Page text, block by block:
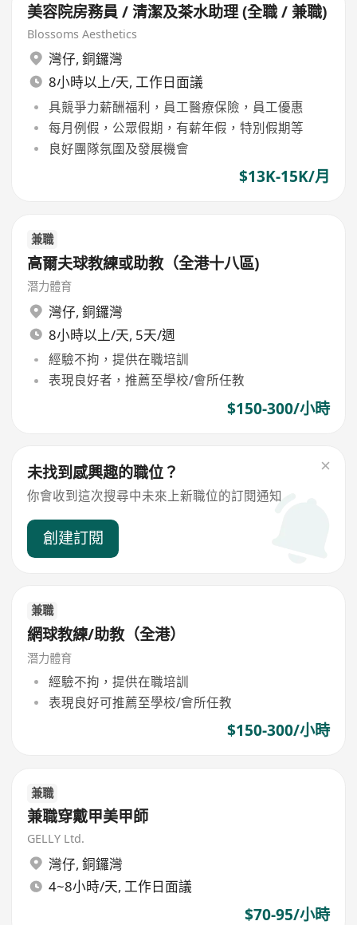
美容院房務員 / 清潔及茶水助理 (全職 / 兼職)
Blossoms Aesthetics
灣仔, 銅鑼灣
8小時以上/天, 工作日面議
具競爭力薪酬福利，員工醫療保險，員工優惠
每月例假，公眾假期，有薪年假，特別假期等
良好團隊氛圍及發展機會
$13K-15K/月
兼職
高爾夫球教練或助教（全港十八區)
潛力體育
灣仔, 銅鑼灣
8小時以上/天, 5天/週
經驗不拘，提供在職培訓
表現良好者，推薦至學校/會所任教
$150-300/小時
未找到感興趣的職位？
你會收到這次搜尋中未來上新職位的訂閱通知
創建訂閱
兼職
網球教練/助教（全港）
潛力體育
經驗不拘，提供在職培訓
表現良好可推薦至學校/會所任教
$150-300/小時
兼職
兼職穿戴甲美甲師
GELLY Ltd.
灣仔, 銅鑼灣
4~8小時/天, 工作日面議
$70-95/小時